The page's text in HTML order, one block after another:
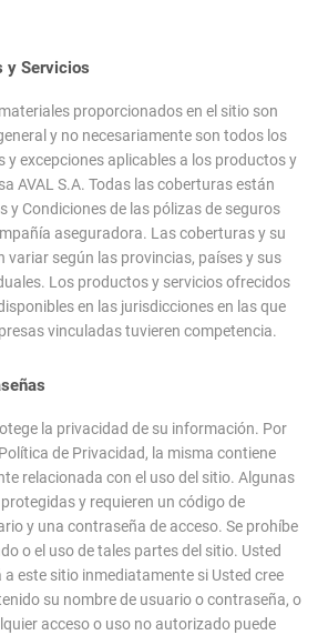
y Servicios
proporcionados en el sitio son
y no necesariamente son todos los
y excepciones aplicables a los productos y
AVAL S.A. Todas las coberturas están
y Condiciones de las pólizas de seguros
aseguradora. Las coberturas y su
variar según las provincias, países y sus
Los productos y servicios ofrecidos
en las jurisdicciones en las que
vinculadas tuvieren competencia.
la privacidad de su información. Por
de Privacidad, la misma contiene
relacionada con el uso del sitio. Algunas
y requieren un código de
y una contraseña de acceso. Se prohíbe
o el uso de tales partes del sitio. Usted
este sitio inmediatamente si Usted cree
su nombre de usuario o contraseña, o
acceso o uso no autorizado puede